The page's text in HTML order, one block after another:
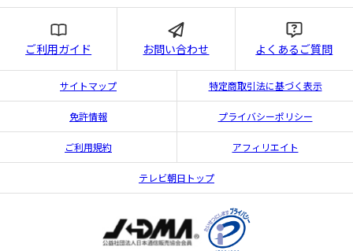
ご利用ガイド お問い合わせ よくあるご質問
サイトマップ 特定商取引法に基づく表示
免許情報 プライバシーポリシー
ご利用規約 アフィリエイト
テレビ朝日トップ